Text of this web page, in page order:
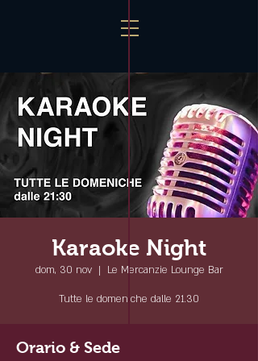
Karaoke Night
dom, 30 nov
  |
Le Mercanzie Lounge Bar
Tutte le domeniche dalle 21.30
Orario & Sede